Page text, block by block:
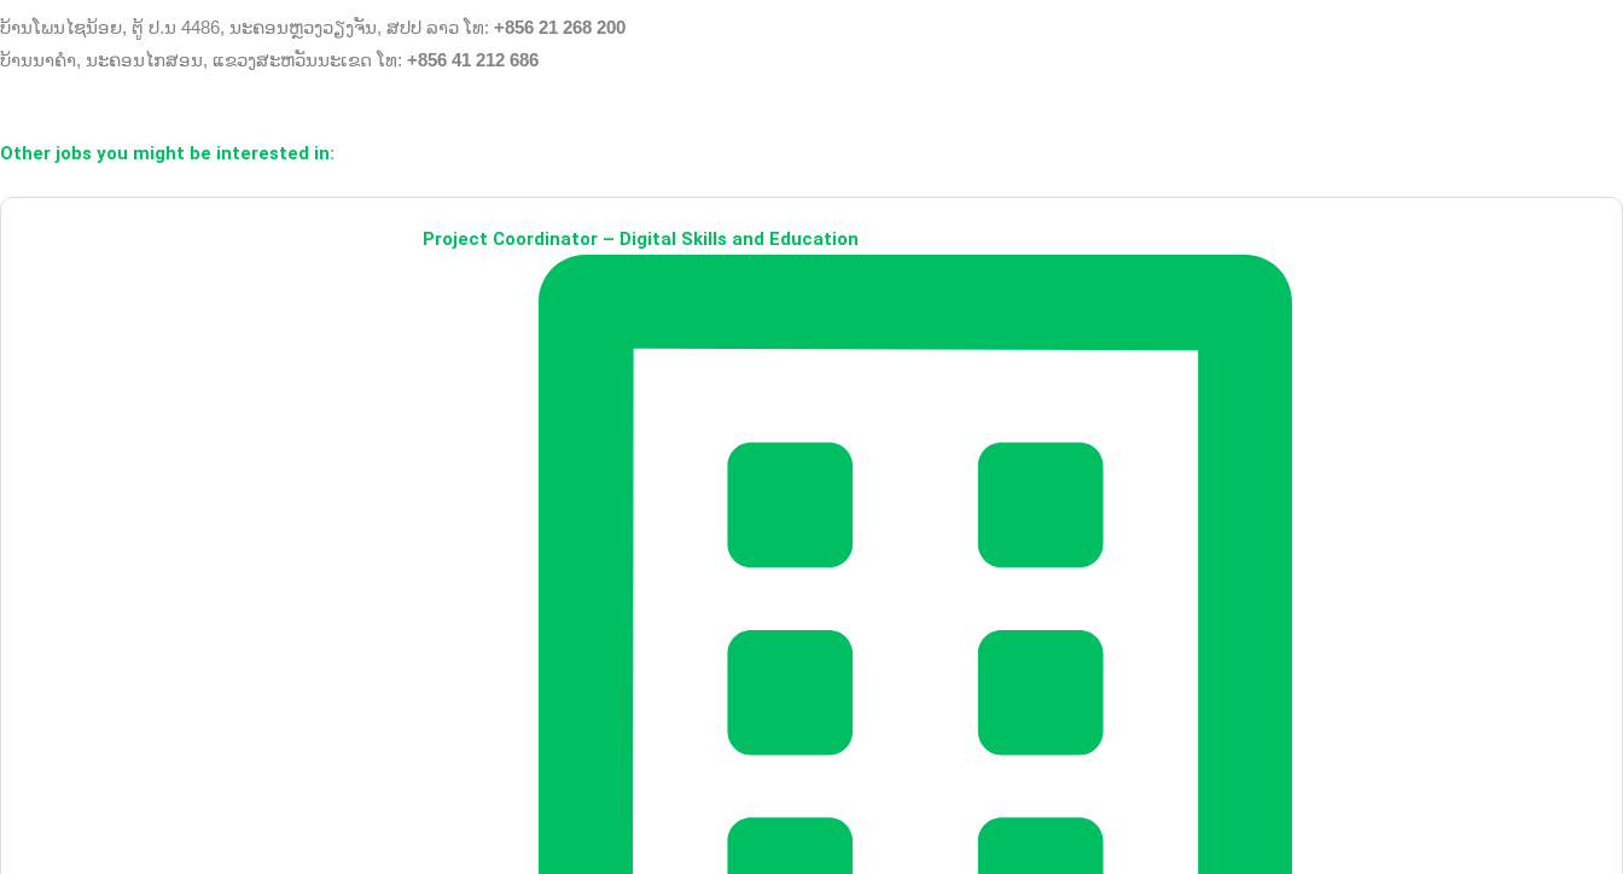
ບ້ານໂພນໄຊນ້ອຍ, ຕູ້ ປ.ນ 4486, ນະຄອນຫຼວງວຽງຈັນ, ສປປ ລາວ ໂທ: +856 21 268 200
ບ້ານນາຄຳ, ນະຄອນໄກສອນ, ແຂວງສະຫວັນນະເຂດ ໂທ: +856 41 212 686
Other jobs you might be interested in:
Project Coordinator – Digital Skills and Education